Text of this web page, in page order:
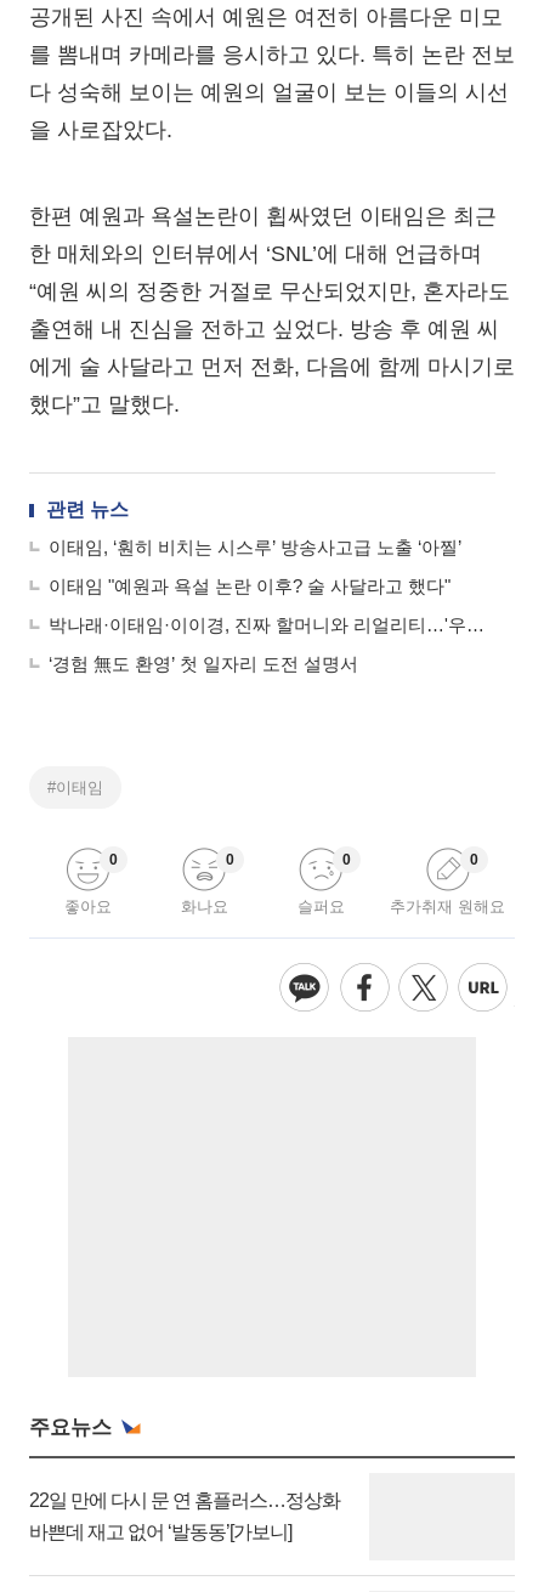
공개된 사진 속에서 예원은 여전히 아름다운 미모
를 뽐내며 카메라를 응시하고 있다. 특히 논란 전보
다 성숙해 보이는 예원의 얼굴이 보는 이들의 시선
을 사로잡았다.
한편 예원과 욕설논란이 휩싸였던 이태임은 최근
한 매체와의 인터뷰에서 ‘SNL’에 대해 언급하며
“예원 씨의 정중한 거절로 무산되었지만, 혼자라도
출연해 내 진심을 전하고 싶었다. 방송 후 예원 씨
에게 술 사달라고 먼저 전화, 다음에 함께 마시기로
했다”고 말했다.
관련 뉴스
이태임, ‘훤히 비치는 시스루’ 방송사고급 노출 ‘아찔’
이태임 "예원과 욕설 논란 이후? 술 사달라고 했다"
박나래·이태임·이이경, 진짜 할머니와 리얼리티…'우리 할매' 출격
‘경험 無도 환영’ 첫 일자리 도전 설명서
#이태임
좋아요
0
화나요
0
슬퍼요
0
추가취재 원해요
0
주요뉴스
22일 만에 다시 문 연 홈플러스…정상화
바쁜데 재고 없어 ‘발동동’[가보니]